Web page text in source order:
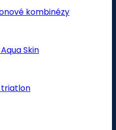
kombinézy
Skin
triatlon